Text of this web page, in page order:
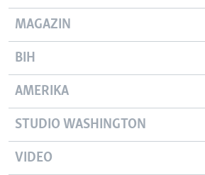
MAGAZIN
BIH
AMERIKA
STUDIO WASHINGTON
VIDEO